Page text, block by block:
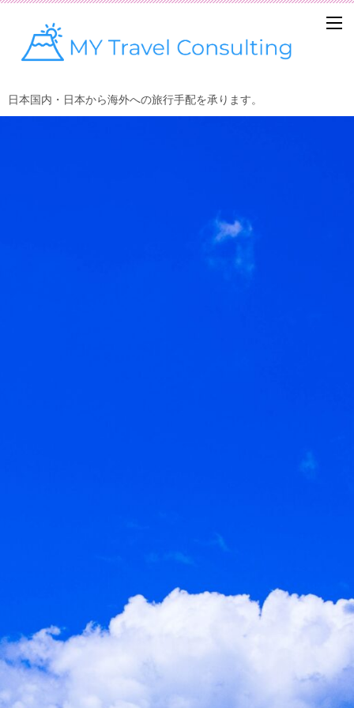
日本国内・日本から海外への旅行手配を承ります。